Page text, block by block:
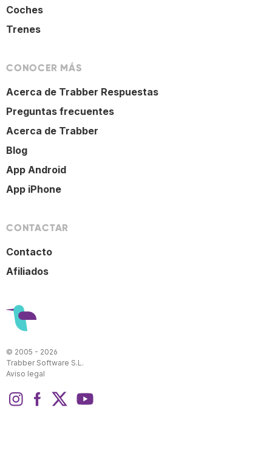
Coches
Trenes
CONOCER MÁS
Acerca de Trabber Respuestas
Preguntas frecuentes
Acerca de Trabber
Blog
App Android
App iPhone
CONTACTAR
Contacto
Afiliados
© 2005 - 2026
Trabber Software S.L.
Aviso legal